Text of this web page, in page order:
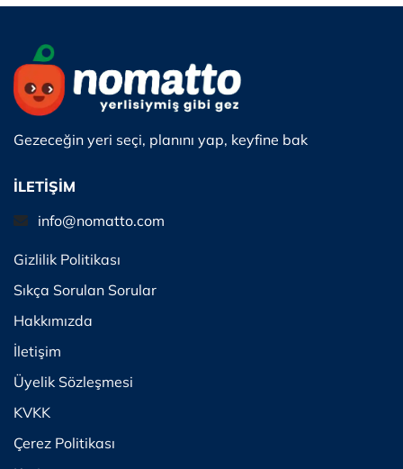
Gezeceğin yeri seçi, planını yap, keyfine bak
İLETİŞİM
info@nomatto.com
Gizlilik Politikası
Sıkça Sorulan Sorular
Hakkımızda
İletişim
Üyelik Sözleşmesi
KVKK
Çerez Politikası